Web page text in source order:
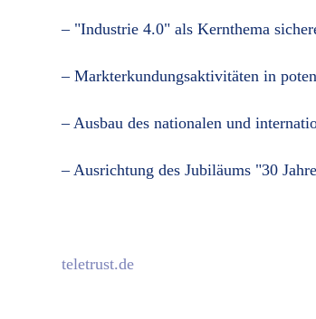
– "Industrie 4.0" als Kernthema
– Markterkundungsaktivitäten in
– Ausbau des nationalen und
– Ausrichtung des Jubiläums "30
teletrust.de